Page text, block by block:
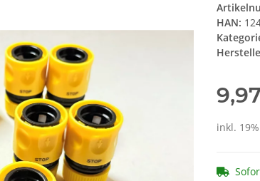
HAN:
inkl.